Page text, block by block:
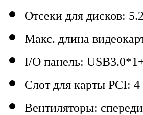
Отсеки для дисков:
Макс. длина
I/O панель:
Слот для карты PCI: 4
Вентиляторы: